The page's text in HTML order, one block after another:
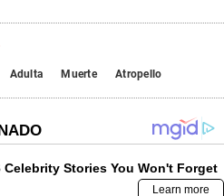
Adulta Muerte Atropello